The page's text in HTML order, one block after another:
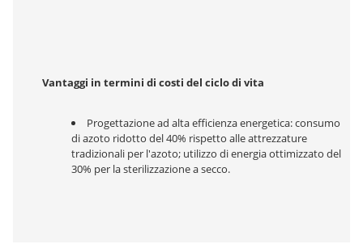
Vantaggi in termini di costi del ciclo di vita
Progettazione ad alta efficienza energetica: consumo
di azoto ridotto del 40% rispetto alle attrezzature
tradizionali per l'azoto; utilizzo di energia ottimizzato del
30% per la sterilizzazione a secco.